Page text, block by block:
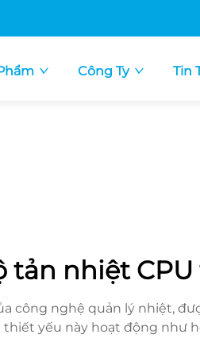
Công Ty Tin
tản nhiệt
công nghệ quản lý nhiệt,
yếu này hoạt động